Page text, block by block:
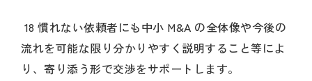
18 慣れない依頼者にも中小 M&A の全体像や今後の
流れを可能な限り分かりやすく説明すること等によ
り、寄り添う形で交渉をサポートします。